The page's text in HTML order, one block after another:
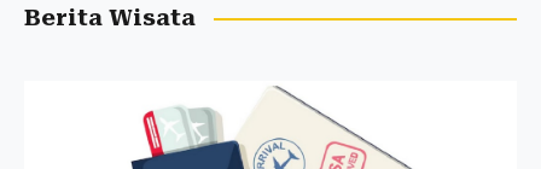
Berita Wisata